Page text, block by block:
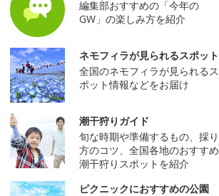
編集部おすすめの「今年の
GW」の楽しみ方を紹介
ネモフィラが見られるスポット
全国のネモフィラが見られるス
ポット情報などをお届け
潮干狩りガイド
旬な時期や準備するもの、採り
方のコツ、全国各地のおすすめ
潮干狩りスポットを紹介
ピクニックにおすすめの公園